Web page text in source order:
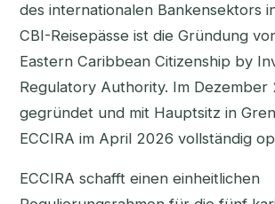
des internationalen Bankensektors
CBI-Reisepässe ist die Gründung
Eastern Caribbean Citizenship by
Regulatory Authority. Im Dezember
gegründet und mit Hauptsitz in
ECCIRA im April 2026 vollständig
ECCIRA schafft einen einheitlichen